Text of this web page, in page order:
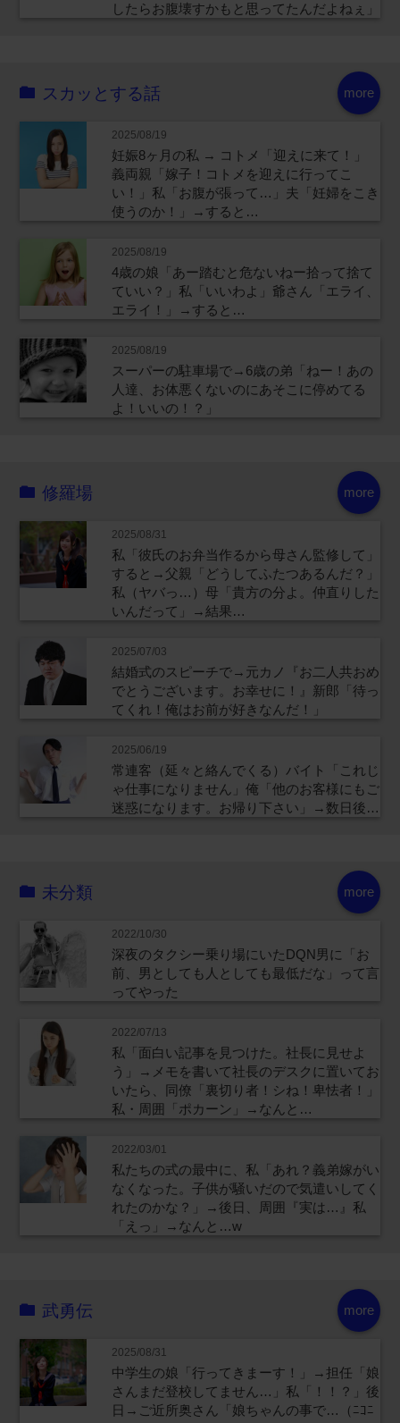
したらお腹壊すかもと思ってたんだよねぇ」
more
スカッとする話
2025/08/19
妊娠8ヶ月の私 → コトメ「迎えに来て！」
義両親「嫁子！コトメを迎えに行ってこ
い！」私「お腹が張って…」夫「妊婦をこき
使うのか！」→すると…
2025/08/19
4歳の娘「あー踏むと危ないねー拾って捨て
ていい？」私「いいわよ」爺さん「エライ、
エライ！」→すると…
2025/08/19
スーパーの駐車場で→6歳の弟「ねー！あの
人達、お体悪くないのにあそこに停めてる
よ！いいの！？」
more
修羅場
2025/08/31
私「彼氏のお弁当作るから母さん監修して」
すると→父親「どうしてふたつあるんだ？」
私（ヤバっ…）母「貴方の分よ。仲直りした
いんだって」→結果…
2025/07/03
結婚式のスピーチで→元カノ『お二人共おめ
でとうございます。お幸せに！』新郎「待っ
てくれ！俺はお前が好きなんだ！」
2025/06/19
常連客（延々と絡んでくる）バイト「これじ
ゃ仕事になりません」俺「他のお客様にもご
迷惑になります。お帰り下さい」→数日後…
more
未分類
2022/10/30
深夜のタクシー乗り場にいたDQN男に「お
前、男としても人としても最低だな」って言
ってやった
2022/07/13
私「面白い記事を見つけた。社長に見せよ
う」→メモを書いて社長のデスクに置いてお
いたら、同僚「裏切り者！シね！卑怯者！」
私・周囲「ポカーン」→なんと…
2022/03/01
私たちの式の最中に、私「あれ？義弟嫁がい
なくなった。子供が騒いだので気遣いしてく
れたのかな？」→後日、周囲『実は…』私
「えっ」→なんと…w
more
武勇伝
2025/08/31
中学生の娘「行ってきまーす！」→担任「娘
さんまだ登校してません…」私「！！？」後
日→ご近所奥さん「娘ちゃんの事で…（ﾆｺﾆ